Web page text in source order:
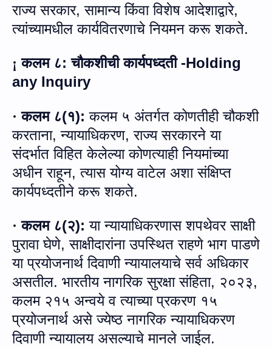
राज्य सरकार,सामान्य किंवा विशेष आदेशाद्वारे,
त्यांच्यामधील कार्यवितरणाचे नियमन करू शकते.
¡ कलम ८: चौकशीची कार्यपध्दती -Holding
any Inquiry
· कलम ८(१): कलम ५ अंतर्गत कोणतीही चौकशी
करताना,न्यायाधिकरण,राज्य सरकारने या
संदर्भात विहित केलेल्या कोणत्याही नियमांच्या
अधीन राहून,त्यास योग्य वाटेल अशा संक्षिप्त
कार्यपध्दतीने करू शकते.
· कलम ८(२): या न्यायाधिकरणास शपथेवर साक्षी
पुरावा घेणे,साक्षीदारांना उपस्थित राहणे भाग पाडणे
या प्रयोजनार्थ दिवाणी न्यायालयाचे सर्व अधिकार
असतील. भारतीय नागरिक सुरक्षा संहिता, २०२३,
कलम २१५ अन्वये व त्याच्या प्रकरण १५
प्रयोजनार्थ असे ज्‍येष्‍ठ नागरिक न्यायाधिकरण
दिवाणी न्यायालय असल्याचे मानले जाईल.